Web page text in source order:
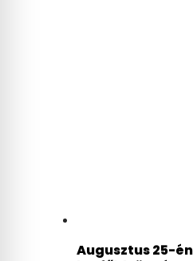
Augusztus 25-